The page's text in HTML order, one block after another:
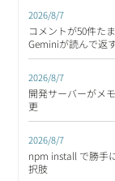
2026/8/7
コメントが50件た
Geminiが読んで返
2026/8/7
開発サーバーがメ
更
2026/8/7
npm install で勝手
択肢